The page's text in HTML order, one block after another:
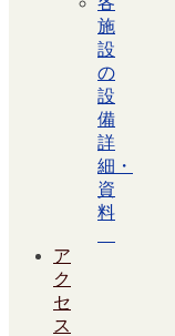
施
設
の
設
備
詳
細・
資
料
ア
ク
セ
ス